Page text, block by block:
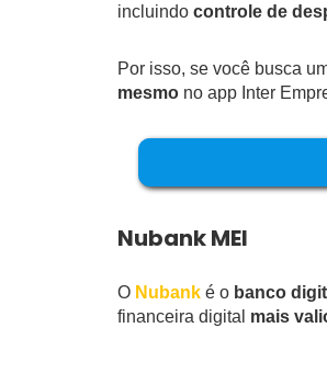
incluindo controle de
Por isso, se você busca
mesmo no app Inter
Nubank MEI
O Nubank é o banco
financeira digital mais